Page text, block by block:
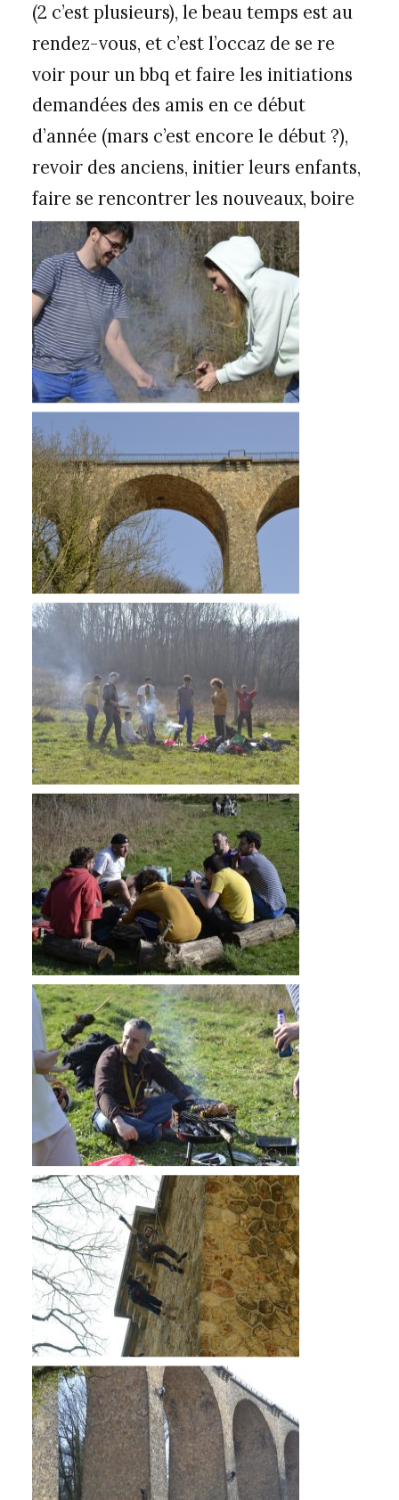
(2 c’est plusieurs), le beau temps est au
rendez-vous, et c’est l’occaz de se re
voir pour un bbq et faire les initiations
demandées des amis en ce début
d’année (mars c’est encore le début ?),
revoir des anciens, initier leurs enfants,
faire se rencontrer les nouveaux, boire
des canons, etc…